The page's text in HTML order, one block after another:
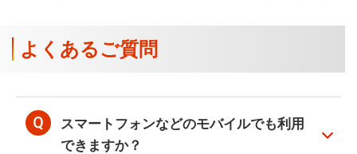
よくあるご質問
スマートフォンなどのモバイルでも利用
できますか？